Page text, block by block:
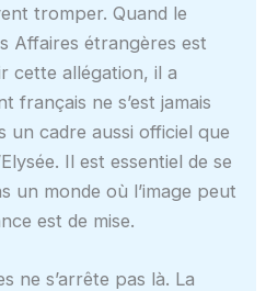
tromper. Quand le
Affaires étrangères est
cette allégation, il a
français ne s’est jamais
un cadre aussi officiel que
Il est essentiel de se
un monde où l’image peut
est de mise.
ne s’arrête pas là. La